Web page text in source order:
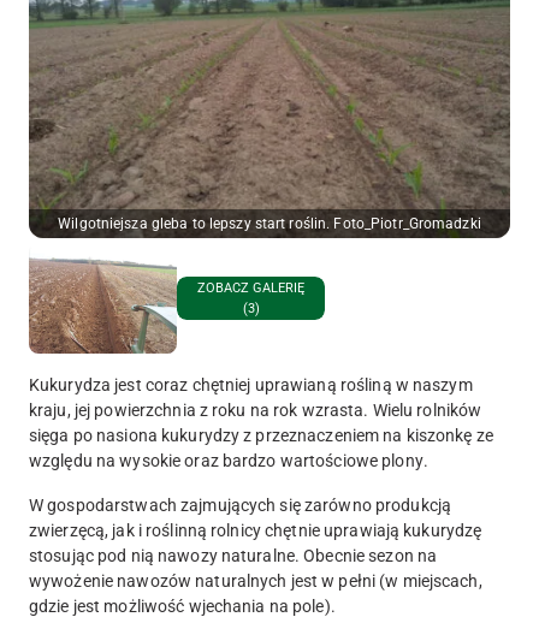
Wilgotniejsza gleba to lepszy start roślin. Foto_Piotr_Gromadzki
ZOBACZ GALERIĘ
(3)
Kukurydza jest coraz chętniej uprawianą rośliną w naszym
kraju, jej powierzchnia z roku na rok wzrasta. Wielu rolników
sięga po nasiona kukurydzy z przeznaczeniem na kiszonkę ze
względu na wysokie oraz bardzo wartościowe plony.
W gospodarstwach zajmujących się zarówno produkcją
zwierzęcą, jak i roślinną rolnicy chętnie uprawiają kukurydzę
stosując pod nią nawozy naturalne. Obecnie sezon na
wywożenie nawozów naturalnych jest w pełni (w miejscach,
gdzie jest możliwość wjechania na pole).